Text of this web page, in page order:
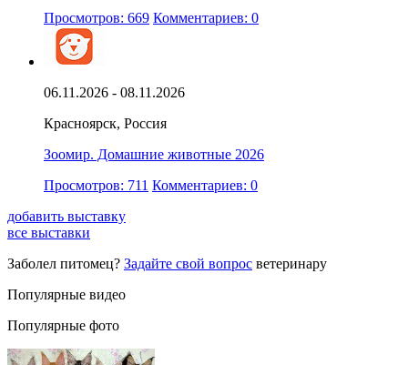
Просмотров: 669 Комментариев: 0
06.11.2026 - 08.11.2026
Красноярск, Россия
Зоомир. Домашние животные 2026
Просмотров: 711 Комментариев: 0
добавить выставку
все выставки
Заболел питомец? Задайте свой вопрос ветеринару
Популярные видео
Популярные фото